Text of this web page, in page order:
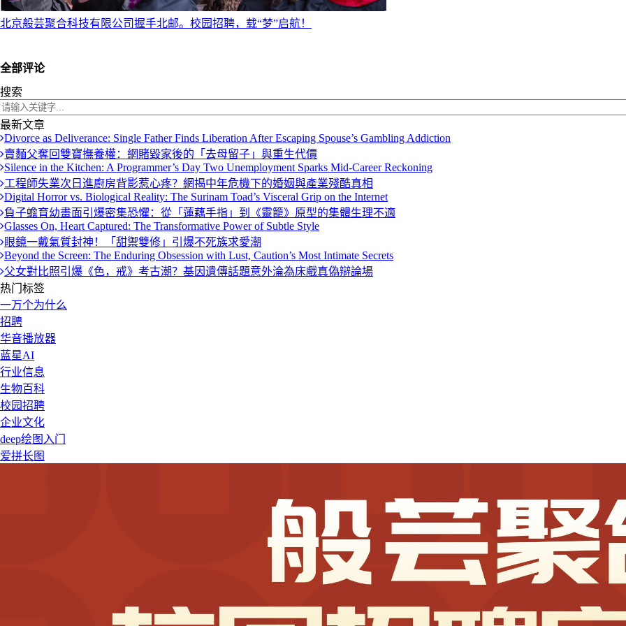
北京般芸聚合科技有限公司握手北邮。校园招聘，载“梦”启航！
全部评论
搜索
最新文章
Divorce as Deliverance: Single Father Finds Liberation After Escaping Spouse’s Gambling Addiction
賣麵父奪回雙寶撫養權：網賭毀家後的「去母留子」與重生代價
Silence in the Kitchen: A Programmer’s Day Two Unemployment Sparks Mid-Career Reckoning
工程師失業次日進廚房背影惹心疼？網揭中年危機下的婚姻與產業殘酷真相
Digital Horror vs. Biological Reality: The Surinam Toad’s Visceral Grip on the Internet
負子蟾育幼畫面引爆密集恐懼：從「蓮藕手指」到《靈籠》原型的集體生理不適
Glasses On, Heart Captured: The Transformative Power of Subtle Style
眼鏡一戴氣質封神！「甜禦雙修」引爆不死族求愛潮
Beyond the Screen: The Enduring Obsession with Lust, Caution’s Most Intimate Secrets
父女對比照引爆《色，戒》考古潮？基因遺傳話題意外淪為床戲真偽辯論場
热门标签
一万个为什么
招聘
华音播放器
蓝星AI
行业信息
生物百科
校园招聘
企业文化
deep绘图入门
爱拼长图